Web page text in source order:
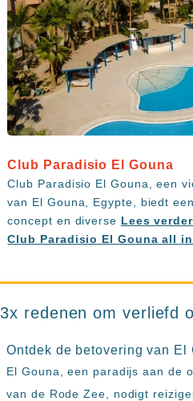
Club Paradisio El Gouna
Club Paradisio El Gouna, een
van El Gouna, Egypte, biedt
concept en diverse Lees verder
Club Paradisio El Gouna all
3x redenen om verliefd
Ontdek de betovering van El
El Gouna, een paradijs aan de
van de Rode Zee, nodigt